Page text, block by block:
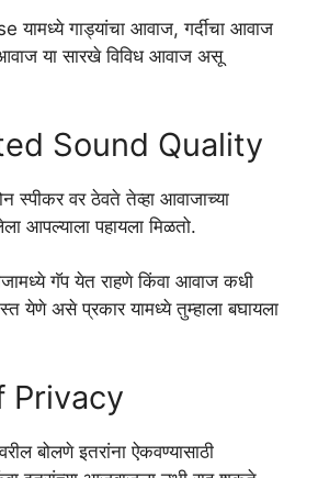
गाड्यांचा आवाज, गर्दीचा आवाज
या सारखे विविध आवाज असू
Sound Quality
स्पीकर वर ठेवते तेव्हा आवाजाच्या
आपल्याला पहायला मिळतो.
गॅप येत राहणे किंवा आवाज कधी
येणे असे प्रकार यामध्ये तुम्हाला बघायला
Privacy
बोलणे इतरांना ऐकवण्यासाठी